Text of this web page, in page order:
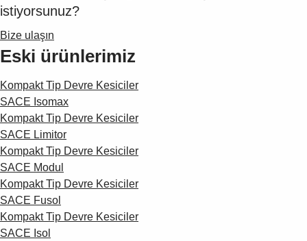
Suggestions
Products
See more products
Shopping list preview
istiyorsunuz?
Bize ulaşın
Eski ürünlerimiz
Kompakt Tip Devre Kesiciler
SACE Isomax
Kompakt Tip Devre Kesiciler
SACE Limitor
Kompakt Tip Devre Kesiciler
SACE Modul
Kompakt Tip Devre Kesiciler
SACE Fusol
Kompakt Tip Devre Kesiciler
SACE Isol